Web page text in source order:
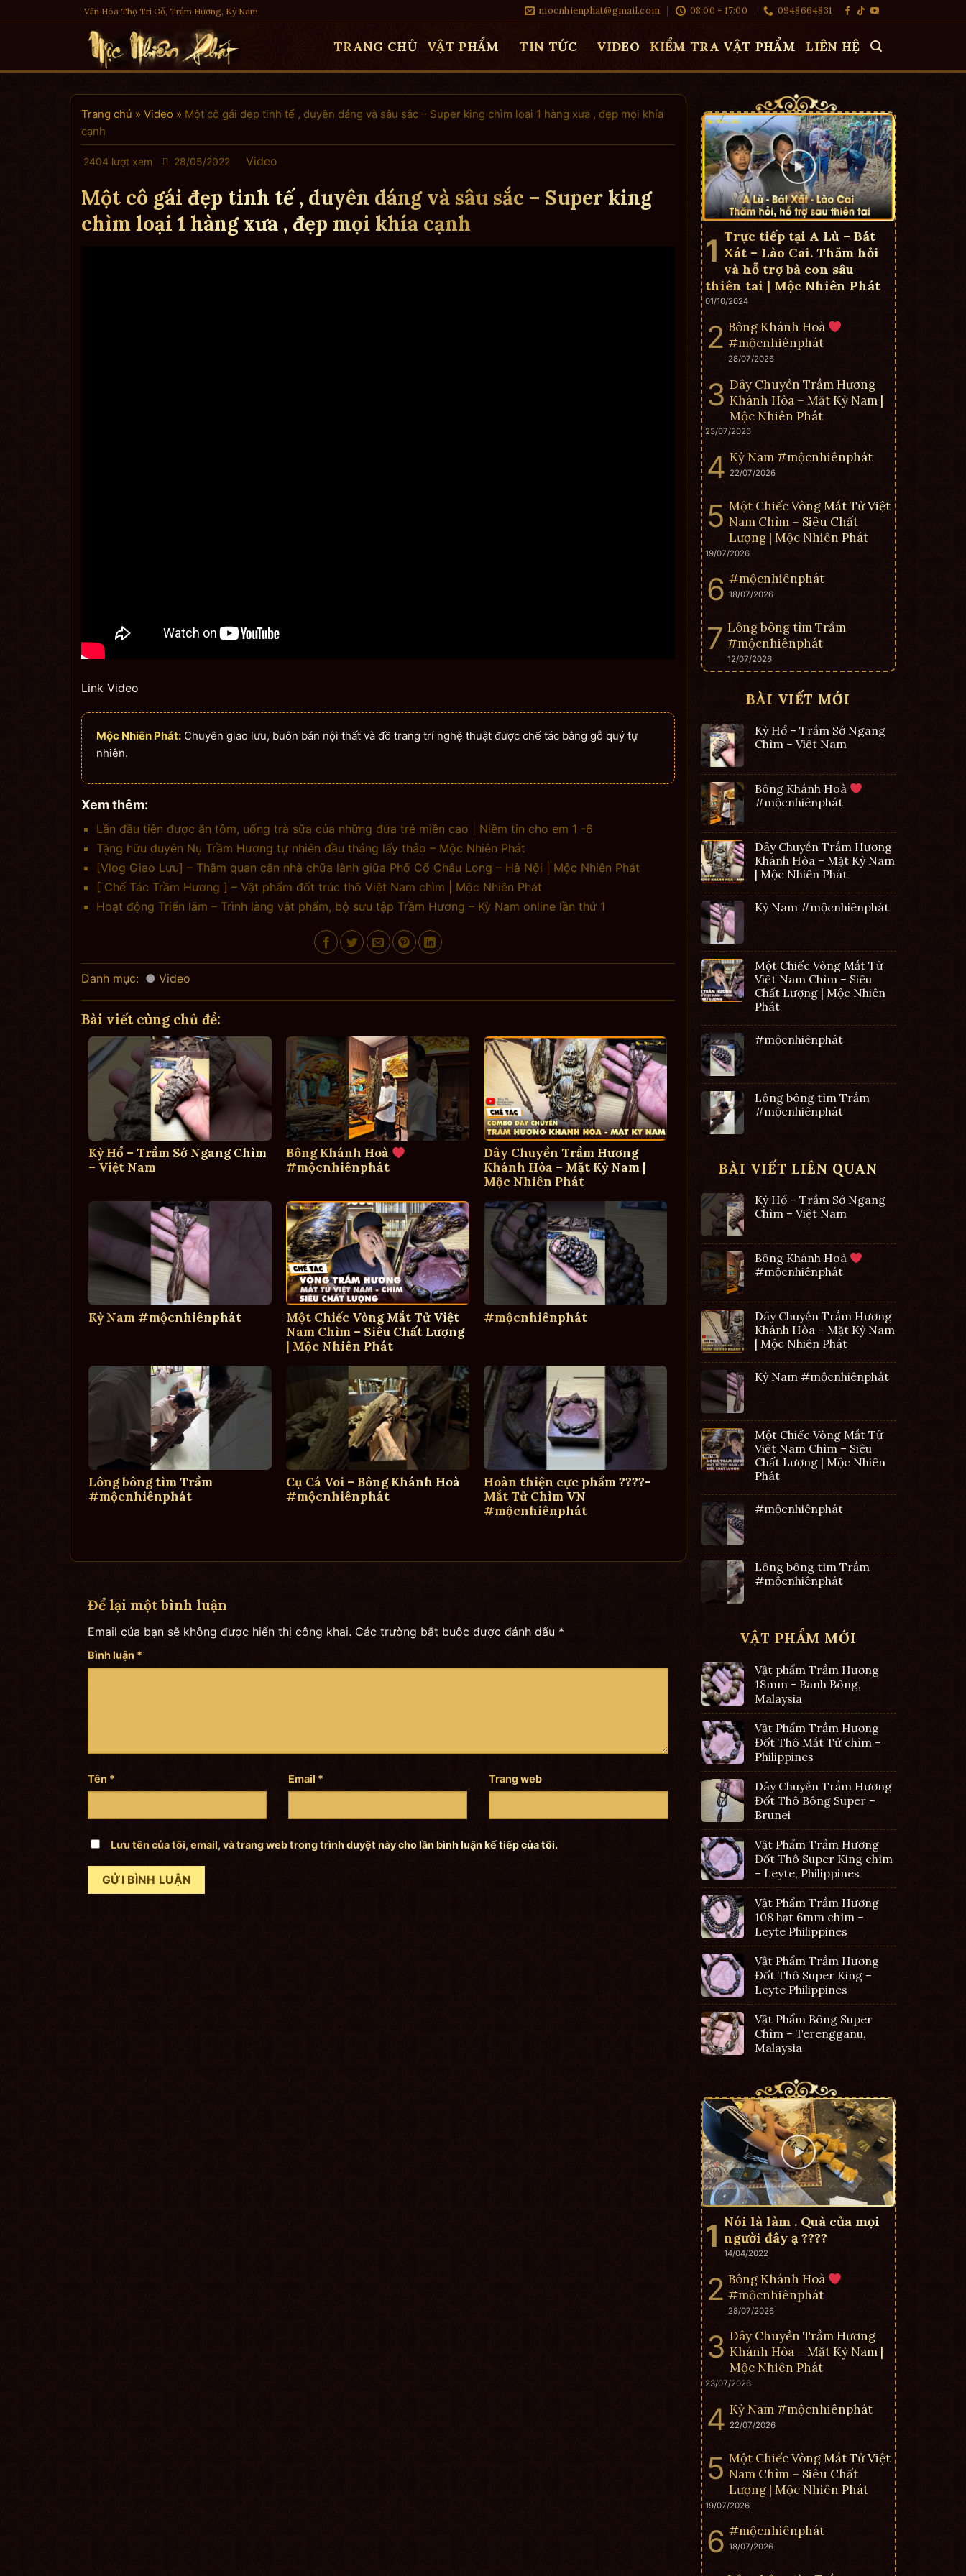
to
Văn Hóa Thọ Trì Gỗ, Trầm Hương, Kỳ Nam mocnhienphat@gmail.com 08:00 - 17:00 0948664831
TRANG CHỦ VẬT PHẨM TIN TỨC VIDEO KIỂM TRA VẬT PHẨM LIÊN HỆ
Trang chủ » Video » Một cô gái đẹp tinh tế , duyên dáng và sâu sắc – Super king chìm loại 1 hàng xưa , đẹp mọi khía
cạnh
2404 lượt xem 28/05/2022 Video
Một cô gái đẹp tinh tế , duyên dáng và sâu sắc – Super king
chìm loại 1 hàng xưa , đẹp mọi khía cạnh
Link Video
Mộc Nhiên Phát: Chuyên giao lưu, buôn bán nội thất và đồ trang trí nghệ thuật được chế tác bằng gỗ quý tự
nhiên.
Xem thêm:
Lần đầu tiên được ăn tôm, uống trà sữa của những đứa trẻ miền cao | Niềm tin cho em 1 -6
Tặng hữu duyên Nụ Trầm Hương tự nhiên đầu tháng lấy thảo – Mộc Nhiên Phát
[Vlog Giao Lưu] – Thăm quan căn nhà chữa lành giữa Phố Cổ Châu Long – Hà Nội | Mộc Nhiên Phát
[ Chế Tác Trầm Hương ] – Vật phẩm đốt trúc thô Việt Nam chìm | Mộc Nhiên Phát
Hoạt động Triển lãm – Trình làng vật phẩm, bộ sưu tập Trầm Hương – Kỳ Nam online lần thứ 1
Danh mục: Video
Bài viết cùng chủ đề:
Kỳ Hổ – Trầm Sớ Ngang Chìm
– Việt Nam
Bông Khánh Hoà
#mộcnhiênphát
Dây Chuyền Trầm Hương
Khánh Hòa – Mặt Kỳ Nam |
Mộc Nhiên Phát
Kỳ Nam #mộcnhiênphát
Một Chiếc Vòng Mắt Tử Việt
Nam Chìm – Siêu Chất Lượng
| Mộc Nhiên Phát
#mộcnhiênphát
Lông bông tìm Trầm
#mộcnhiênphát
Cụ Cá Voi – Bông Khánh Hoà
#mộcnhiênphát
Hoàn thiện cực phẩm ????-
Mắt Tử Chìm VN
#mộcnhiênphát
Để lại một bình luận
Email của bạn sẽ không được hiển thị công khai. Các trường bắt buộc được đánh dấu *
Bình luận *
Tên * Email * Trang web
Lưu tên của tôi, email, và trang web trong trình duyệt này cho lần bình luận kế tiếp của tôi.
Trực tiếp tại A Lù – Bát
Xát – Lào Cai. Thăm hỏi
và hỗ trợ bà con sâu
thiên tai | Mộc Nhiên Phát
01/10/2024
Bông Khánh Hoà
#mộcnhiênphát
28/07/2026
Dây Chuyền Trầm Hương
Khánh Hòa – Mặt Kỳ Nam |
Mộc Nhiên Phát
23/07/2026
Kỳ Nam #mộcnhiênphát
22/07/2026
Một Chiếc Vòng Mắt Tử Việt
Nam Chìm – Siêu Chất
Lượng | Mộc Nhiên Phát
19/07/2026
#mộcnhiênphát
18/07/2026
Lông bông tìm Trầm
#mộcnhiênphát
12/07/2026
BÀI VIẾT MỚI
Kỳ Hổ – Trầm Sớ Ngang
Chìm – Việt Nam
Bông Khánh Hoà
#mộcnhiênphát
Dây Chuyền Trầm Hương
Khánh Hòa – Mặt Kỳ Nam
| Mộc Nhiên Phát
Kỳ Nam #mộcnhiênphát
Một Chiếc Vòng Mắt Tử
Việt Nam Chìm – Siêu
Chất Lượng | Mộc Nhiên
Phát
#mộcnhiênphát
Lông bông tìm Trầm
#mộcnhiênphát
BÀI VIẾT LIÊN QUAN
Kỳ Hổ – Trầm Sớ Ngang
Chìm – Việt Nam
Bông Khánh Hoà
#mộcnhiênphát
Dây Chuyền Trầm Hương
Khánh Hòa – Mặt Kỳ Nam
| Mộc Nhiên Phát
Kỳ Nam #mộcnhiênphát
Một Chiếc Vòng Mắt Tử
Việt Nam Chìm – Siêu
Chất Lượng | Mộc Nhiên
Phát
#mộcnhiênphát
Lông bông tìm Trầm
#mộcnhiênphát
VẬT PHẨM MỚI
Vật phẩm Trầm Hương
18mm - Banh Bông,
Malaysia
Vật Phẩm Trầm Hương
Đốt Thô Mắt Tử chìm –
Philippines
Dây Chuyền Trầm Hương
Đốt Thô Bông Super –
Brunei
Vật Phẩm Trầm Hương
Đốt Thô Super King chìm
– Leyte, Philippines
Vật Phẩm Trầm Hương
108 hạt 6mm chìm –
Leyte Philippines
Vật Phẩm Trầm Hương
Đốt Thô Super King –
Leyte Philippines
Vật Phẩm Bông Super
Chìm – Terengganu,
Malaysia
Nói là làm . Quà của mọi
người đây ạ ????
14/04/2022
Bông Khánh Hoà
#mộcnhiênphát
28/07/2026
Dây Chuyền Trầm Hương
Khánh Hòa – Mặt Kỳ Nam |
Mộc Nhiên Phát
23/07/2026
Kỳ Nam #mộcnhiênphát
22/07/2026
Một Chiếc Vòng Mắt Tử Việt
Nam Chìm – Siêu Chất
Lượng | Mộc Nhiên Phát
19/07/2026
#mộcnhiênphát
18/07/2026